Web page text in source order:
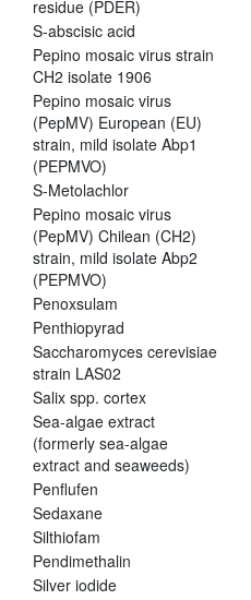
residue (PDER)
S-abscisic acid
Pepino mosaic virus strain
CH2 isolate 1906
Pepino mosaic virus
(PepMV) European (EU)
strain, mild isolate Abp1
(PEPMVO)
S-Metolachlor
Pepino mosaic virus
(PepMV) Chilean (CH2)
strain, mild isolate Abp2
(PEPMVO)
Penoxsulam
Penthiopyrad
Saccharomyces cerevisiae
strain LAS02
Salix spp. cortex
Sea-algae extract
(formerly sea-algae
extract and seaweeds)
Penflufen
Sedaxane
Silthiofam
Pendimethalin
Silver iodide